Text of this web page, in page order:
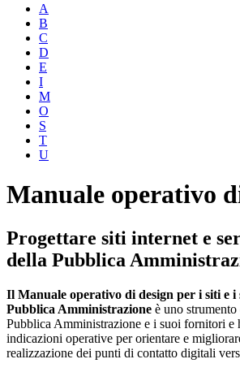
A
B
C
D
E
I
M
O
S
T
U
Manuale operativo
Progettare siti internet e
della Pubblica
Il Manuale operativo di design per i siti e
Pubblica Amministrazione è uno
Pubblica Amministrazione e i suoi fornitori e
indicazioni operative per orientare e
realizzazione dei punti di contatto digitali